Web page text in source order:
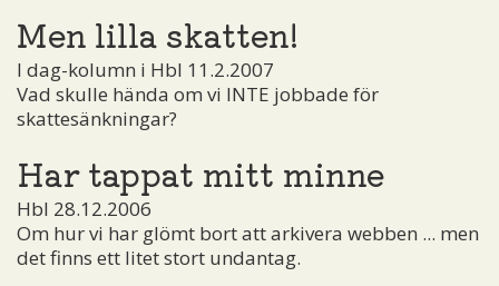
Men lilla skatten!
I dag-kolumn i Hbl 11.2.2007
Vad skulle hända om vi INTE jobbade för
skattesänkningar?
Har tappat mitt minne
Hbl 28.12.2006
Om hur vi har glömt bort att arkivera webben ... men
det finns ett litet stort undantag.